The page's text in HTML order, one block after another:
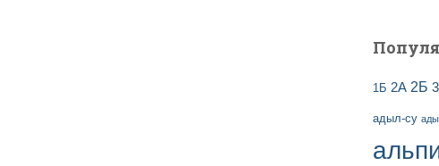
1Б 2А 2Б
адыл-су